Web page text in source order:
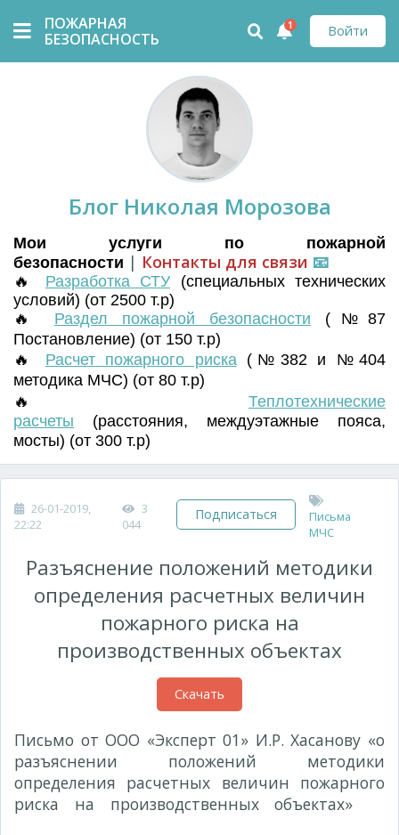
ПОЖАРНАЯ
БЕЗОПАСНОСТЬ
Войти
1
Блог Николая Морозова
Мои услуги по пожарной
безопасности | Контакты для связи 📧
🔥 Разработка СТУ (специальных технических
условий) (от 2500 т.р)
🔥 Раздел пожарной безопасности (№87
Постановление) (от 150 т.р)
🔥 Расчет пожарного риска(№382 и №404
методика МЧС) (от 80 т.р)
🔥 Теплотехнические
расчеты (расстояния, междуэтажные пояса,
мосты) (от 300 т.р)
26-01-2019,
22:22
3
044
Подписаться
Письма
МЧС
Разъяснение положений методики
определения расчетных величин
пожарного риска на
производственных объектах
Скачать
Письмо от ООО «Эксперт 01» И.Р. Хасанову «о
разъяснении положений методики
определения расчетных величин пожарного
риска на производственных объектах»